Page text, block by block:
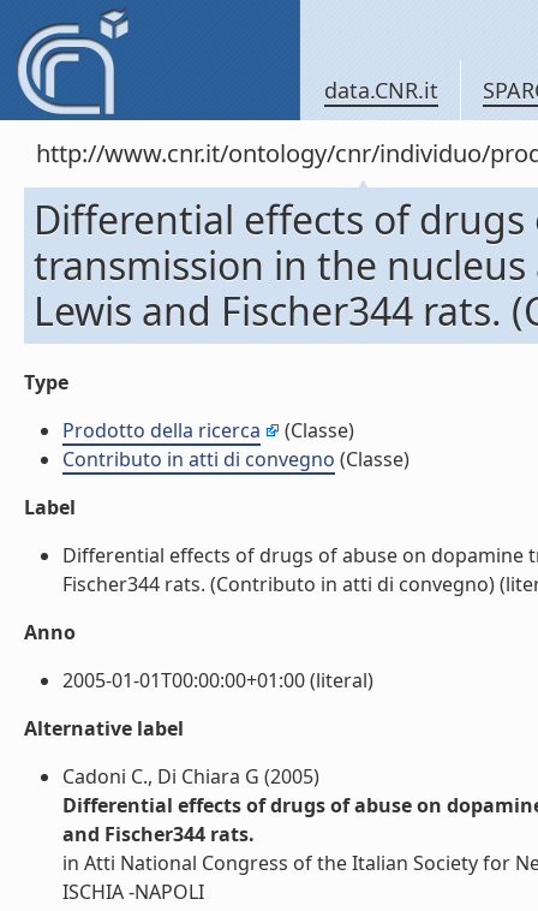
data.CNR.it
http://www.cnr.it/ontology/cnr/individuo/
Differential effects of
transmission in the
Lewis and Fischer344 rats.
Type
Prodotto della ricerca
(Classe)
Contributo in atti di convegno (Classe)
Label
Differential effects of drugs of abuse on dopamine
Fischer344 rats. (Contributo in atti di convegno)
Anno
2005-01-01T00:00:00+01:00 (literal)
Alternative label
Cadoni C., Di Chiara G (2005)
Differential effects of drugs of abuse on
and Fischer344 rats.
in Atti National Congress of the Italian Society for
ISCHIA -NAPOLI